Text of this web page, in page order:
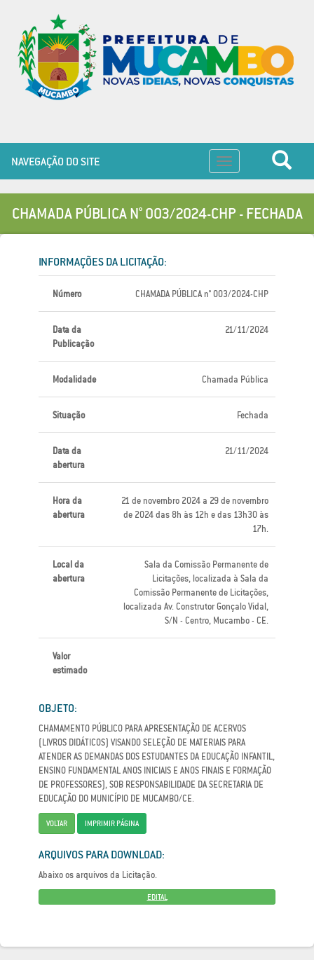
Toggle
navigation
NAVEGAÇÃO DO SITE
CHAMADA PÚBLICA N° 003/2024-CHP - FECHADA
INFORMAÇÕES DA LICITAÇÃO:
Número CHAMADA PÚBLICA n° 003/2024-CHP
Data da
Publicação
21/11/2024
Modalidade Chamada Pública
Situação Fechada
Data da
abertura
21/11/2024
Hora da
abertura
21 de novembro 2024 a 29 de novembro
de 2024 das 8h às 12h e das 13h30 às
17h.
Local da
abertura
Sala da Comissão Permanente de
Licitações, localizada à Sala da
Comissão Permanente de Licitações,
localizada Av. Construtor Gonçalo Vidal,
S/N - Centro, Mucambo - CE.
Valor
estimado
OBJETO:
CHAMAMENTO PÚBLICO PARA APRESENTAÇÃO DE ACERVOS
(LIVROS DIDÁTICOS) VISANDO SELEÇÃO DE MATERIAIS PARA
ATENDER AS DEMANDAS DOS ESTUDANTES DA EDUCAÇÃO INFANTIL,
ENSINO FUNDAMENTAL ANOS INICIAIS E ANOS FINAIS E FORMAÇÃO
DE PROFESSORES), SOB RESPONSABILIDADE DA SECRETARIA DE
EDUCAÇÃO DO MUNICÍPIO DE MUCAMBO/CE.
VOLTAR IMPRIMIR PÁGINA
ARQUIVOS PARA DOWNLOAD:
Abaixo os arquivos da Licitação.
EDITAL